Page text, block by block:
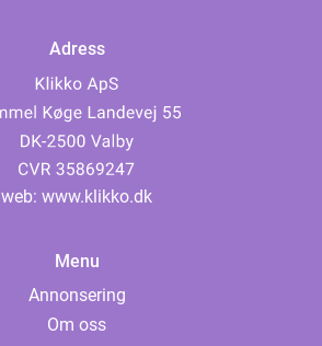
Adress
web: www.klikko.dk
Menu
Annonsering
Om oss